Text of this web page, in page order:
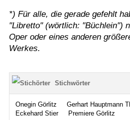
*) Für alle, die gerade gefehlt
"Libretto" (wörtlich: "Büchlein")
Oper oder eines anderen
Werkes.
Stichwörter
Onegin Görlitz
Gerhart Hauptmann
Eckehard Stier
Premiere Görlitz